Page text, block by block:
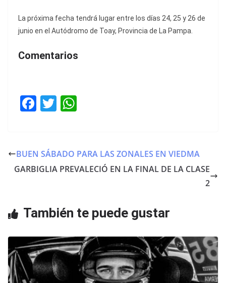
La próxima fecha tendrá lugar entre los días 24, 25 y 26 de
junio en el Autódromo de Toay, Provincia de La Pampa.
Comentarios
F
e
b
k
T
er s
A
BUEN SÁBADO PARA LAS ZONALES EN VIEDMA
GARBIGLIA PREVALECIÓ EN LA FINAL DE LA CLASE
2
También te puede gustar